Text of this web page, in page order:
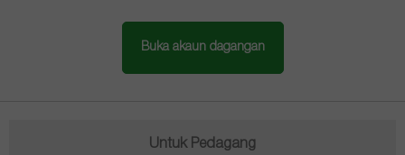
Buka akaun dagangan
Untuk Pedagang